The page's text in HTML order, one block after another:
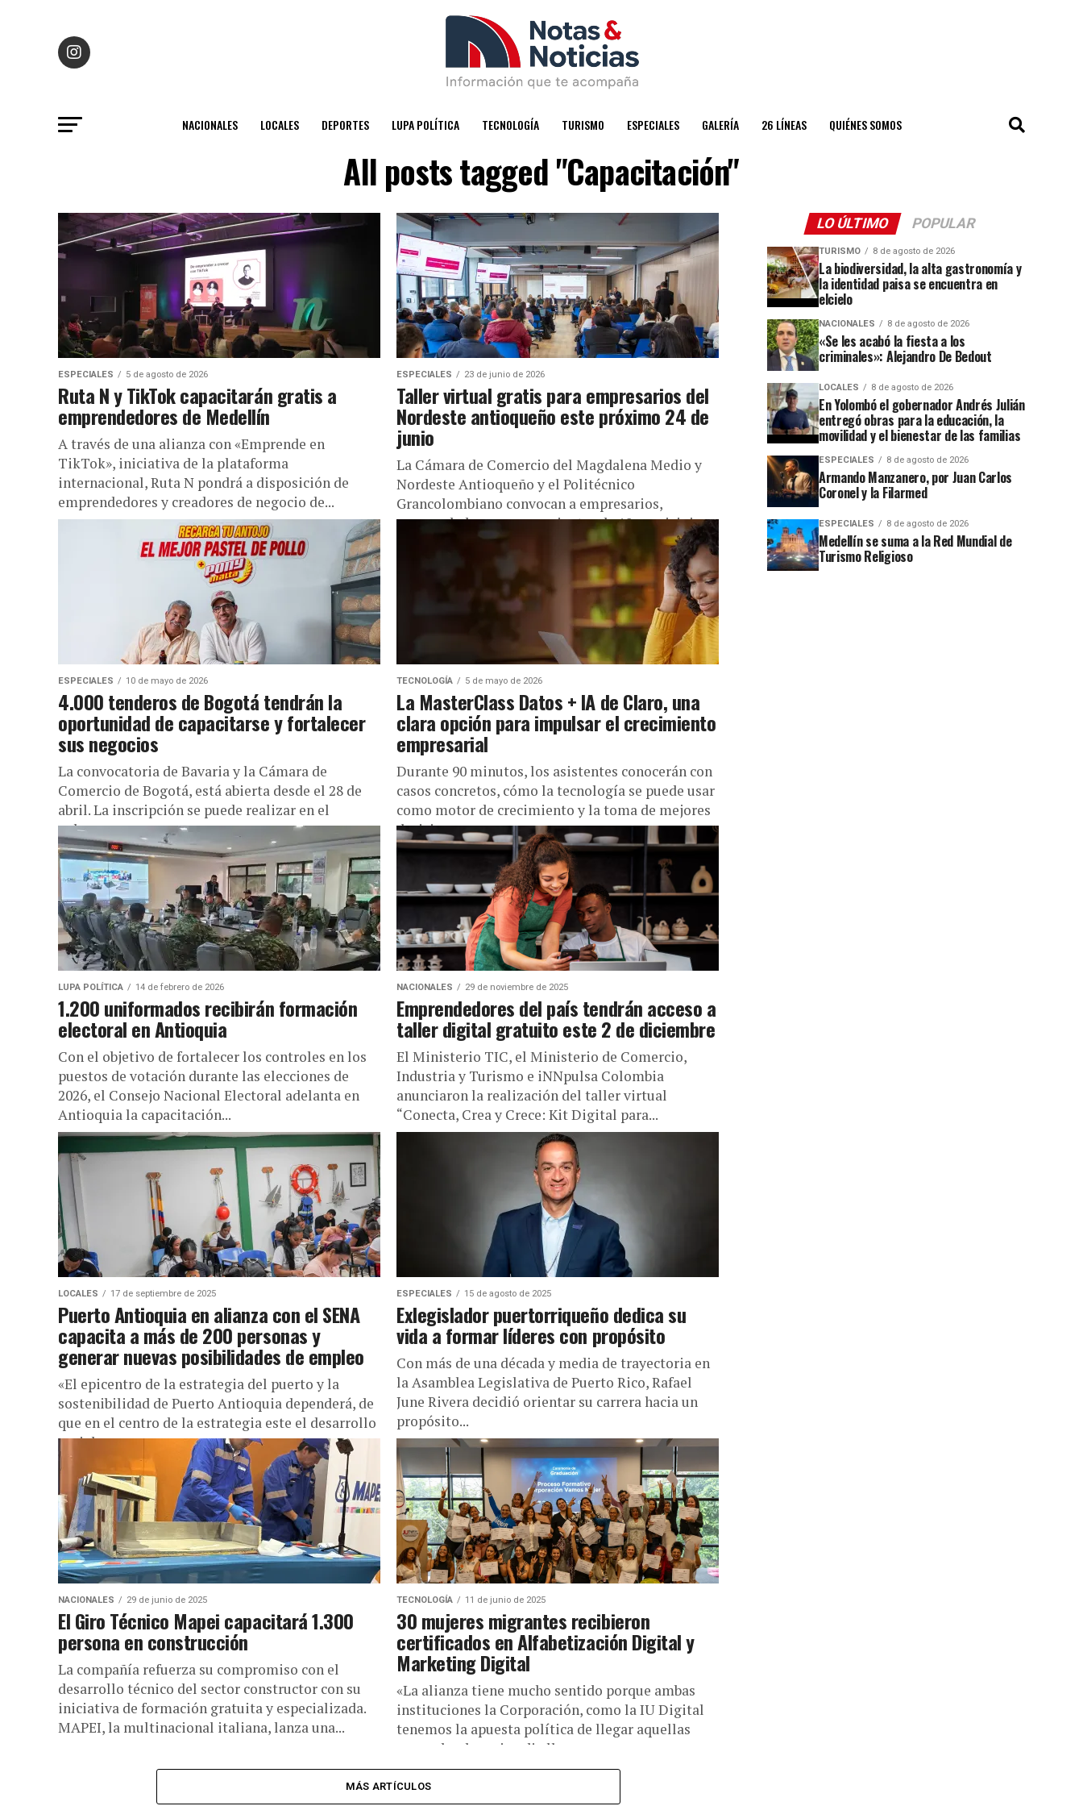
NACIONALES LOCALES DEPORTES LUPA POLÍTICA TECNOLOGÍA TURISMO ESPECIALES GALERÍA 26 LÍNEAS QUIÉNES SOMOS
All posts tagged "Capacitación"
ESPECIALES 5 de agosto de 2026
Ruta N y TikTok capacitarán gratis a
emprendedores de Medellín
A través de una alianza con «Emprende en
TikTok», iniciativa de la plataforma
internacional, Ruta N pondrá a disposición de
emprendedores y creadores de negocio de...
ESPECIALES 23 de junio de 2026
Taller virtual gratis para empresarios del
Nordeste antioqueño este próximo 24 de
junio
La Cámara de Comercio del Magdalena Medio y
Nordeste Antioqueño y el Politécnico
Grancolombiano convocan a empresarios,
emprendedores y comerciantes de 18 municipios
de la región...
ESPECIALES 10 de mayo de 2026
4.000 tenderos de Bogotá tendrán la
oportunidad de capacitarse y fortalecer
sus negocios
La convocatoria de Bavaria y la Cámara de
Comercio de Bogotá, está abierta desde el 28 de
abril. La inscripción se puede realizar en el
enlace...
TECNOLOGÍA 5 de mayo de 2026
La MasterClass Datos + IA de Claro, una
clara opción para impulsar el crecimiento
empresarial
Durante 90 minutos, los asistentes conocerán con
casos concretos, cómo la tecnología se puede usar
como motor de crecimiento y la toma de mejores
decisiones que...
LUPA POLÍTICA 14 de febrero de 2026
1.200 uniformados recibirán formación
electoral en Antioquia
Con el objetivo de fortalecer los controles en los
puestos de votación durante las elecciones de
2026, el Consejo Nacional Electoral adelanta en
Antioquia la capacitación...
NACIONALES 29 de noviembre de 2025
Emprendedores del país tendrán acceso a
taller digital gratuito este 2 de diciembre
El Ministerio TIC, el Ministerio de Comercio,
Industria y Turismo e iNNpulsa Colombia
anunciaron la realización del taller virtual
“Conecta, Crea y Crece: Kit Digital para...
LOCALES 17 de septiembre de 2025
Puerto Antioquia en alianza con el SENA
capacita a más de 200 personas y
generar nuevas posibilidades de empleo
«El epicentro de la estrategia del puerto y la
sostenibilidad de Puerto Antioquia dependerá, de
que en el centro de la estrategia este el desarrollo
social...
ESPECIALES 15 de agosto de 2025
Exlegislador puertorriqueño dedica su
vida a formar líderes con propósito
Con más de una década y media de trayectoria en
la Asamblea Legislativa de Puerto Rico, Rafael
June Rivera decidió orientar su carrera hacia un
propósito...
NACIONALES 29 de junio de 2025
El Giro Técnico Mapei capacitará 1.300
persona en construcción
La compañía refuerza su compromiso con el
desarrollo técnico del sector constructor con su
iniciativa de formación gratuita y especializada.
MAPEI, la multinacional italiana, lanza una...
TECNOLOGÍA 11 de junio de 2025
30 mujeres migrantes recibieron
certificados en Alfabetización Digital y
Marketing Digital
«La alianza tiene mucho sentido porque ambas
instituciones la Corporación, como la IU Digital
tenemos la apuesta política de llegar aquellas
zonas donde casi nadie llega»,...
MÁS ARTÍCULOS
LO ÚLTIMO POPULAR
TURISMO 8 de agosto de 2026
La biodiversidad, la alta gastronomía y
la identidad paisa se encuentra en
elcielo
NACIONALES 8 de agosto de 2026
«Se les acabó la fiesta a los
criminales»: Alejandro De Bedout
LOCALES 8 de agosto de 2026
En Yolombó el gobernador Andrés Julián
entregó obras para la educación, la
movilidad y el bienestar de las familias
ESPECIALES 8 de agosto de 2026
Armando Manzanero, por Juan Carlos
Coronel y la Filarmed
ESPECIALES 8 de agosto de 2026
Medellín se suma a la Red Mundial de
Turismo Religioso